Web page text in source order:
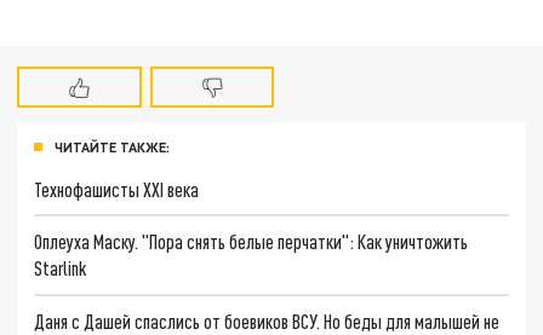
ЧИТАЙТЕ ТАКЖЕ:
Технофашисты XXI века
Оплеуха Маску. "Пора снять белые перчатки": Как уничтожить
Starlink
Даня с Дашей спаслись от боевиков ВСУ. Но беды для малышей не